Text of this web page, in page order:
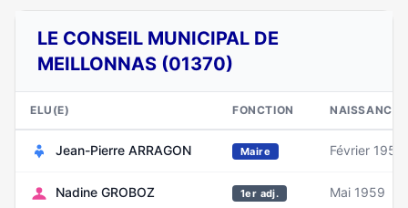
LE CONSEIL MUNICIPAL DE
MEILLONNAS (01370)
ELU(E) FONCTION NAISSANCE
Jean-Pierre ARRAGON Maire Février 1958
Nadine GROBOZ 1er adj. Mai 1959